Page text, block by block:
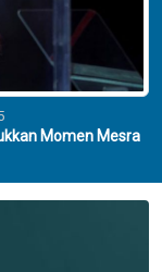
Momen Mesra